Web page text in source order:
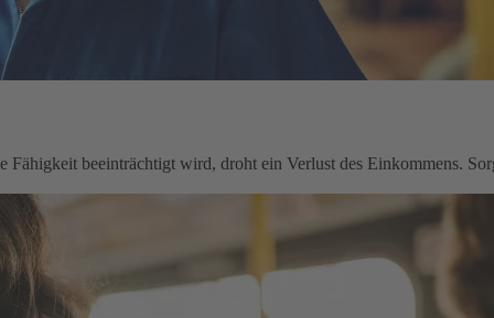
beeinträchtigt wird, droht ein Verlust des Einkommens.